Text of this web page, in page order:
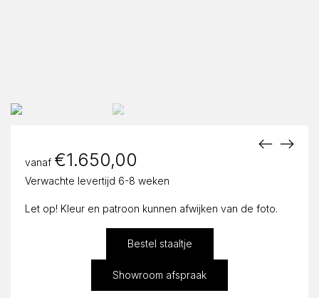
vanaf €1.650,00
Verwachte levertijd 6-8 weken
Let op! Kleur en patroon kunnen afwijken van de foto.
Bestel staaltje
Showroom afspraak